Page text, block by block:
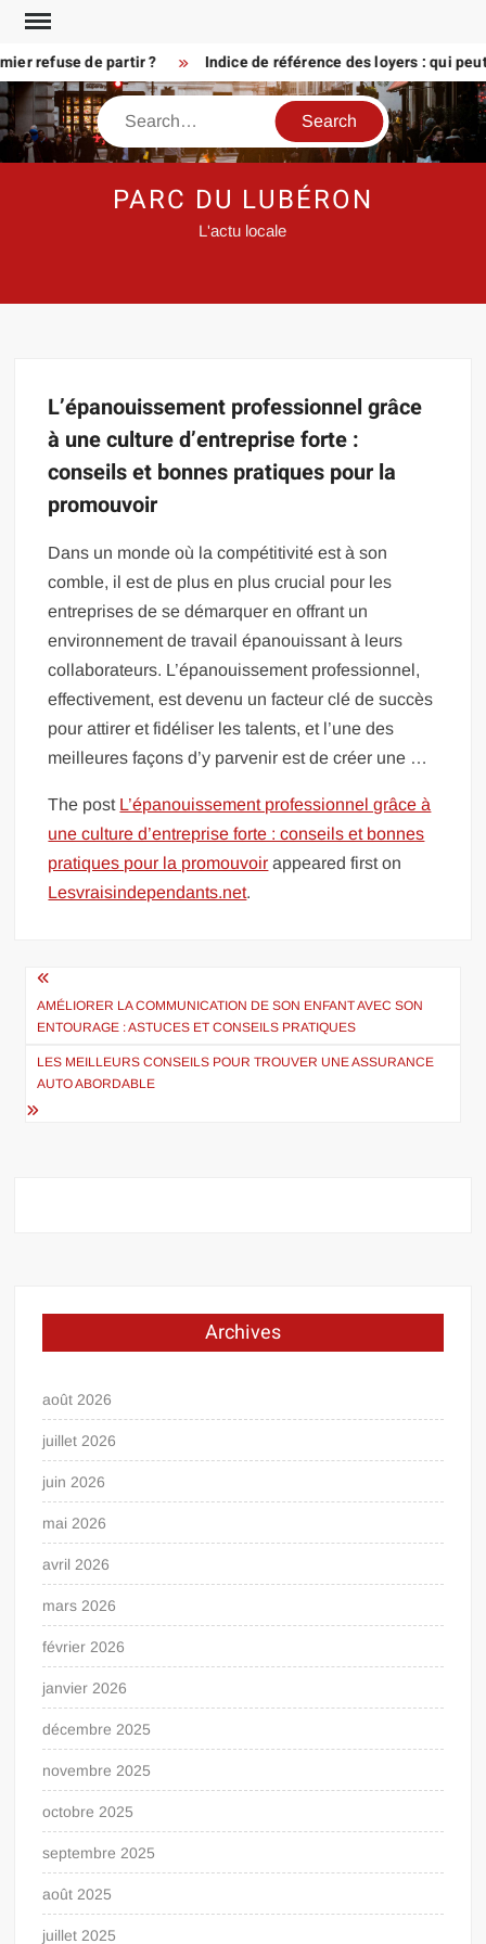
Skip
contentrefuse de partir ? Indice de référence des loyers : qui
Search
PARC DU LUBÉRON
L'actu locale
L’épanouissement professionnel grâce
à une culture d’entreprise forte :
conseils et bonnes pratiques pour la
promouvoir
Dans un monde où la compétitivité est à son
comble, il est de plus en plus crucial pour les
entreprises de se démarquer en offrant un
environnement de travail épanouissant à leurs
collaborateurs. L’épanouissement professionnel,
effectivement, est devenu un facteur clé de succès
pour attirer et fidéliser les talents, et l’une des
meilleures façons d’y parvenir est de créer une …
The post L’épanouissement professionnel grâce à
une culture d’entreprise forte : conseils et bonnes
pratiques pour la promouvoir appeared first on
Lesvraisindependants.net.
Navigation
de
l’article
AMÉLIORER LA COMMUNICATION DE SON ENFANT AVEC SON
ENTOURAGE : ASTUCES ET CONSEILS PRATIQUES
LES MEILLEURS CONSEILS POUR TROUVER UNE ASSURANCE
AUTO ABORDABLE
Archives
août 2026
juillet 2026
juin 2026
mai 2026
avril 2026
mars 2026
février 2026
janvier 2026
décembre 2025
novembre 2025
octobre 2025
septembre 2025
août 2025
juillet 2025